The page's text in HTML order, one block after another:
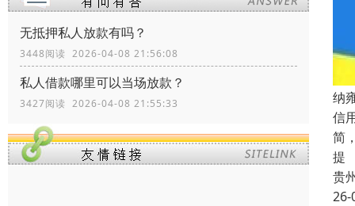
无抵押私人放款有吗？
3448阅读 2026-04-08 21:56:08
私人借款哪里可以当场放款？
3427阅读 2026-04-08 21:55:33
纳
信
简
提
贵
26-